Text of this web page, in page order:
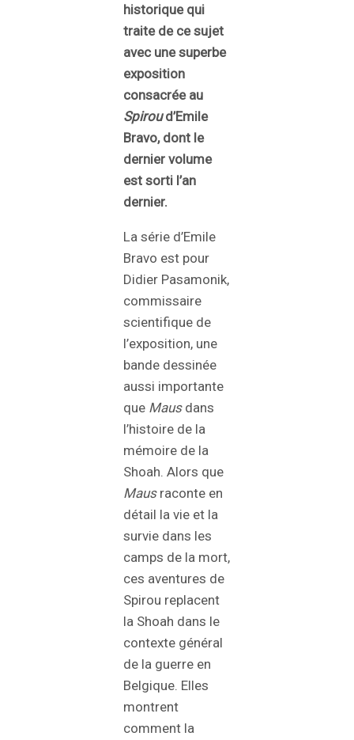
historique qui
traite de ce sujet
avec une superbe
exposition
consacrée au
Spiroud’Emile
Bravo, dont le
dernier volume
est sorti l’an
dernier.
La série d’Emile
Bravo est pour
Didier Pasamonik,
commissaire
scientifique de
l’exposition, une
bande dessinée
aussi importante
que Mausdans
l’histoire de la
mémoire de la
Shoah. Alors que
Mausraconte en
détail la vie et la
survie dans les
camps de la mort,
ces aventures de
Spirou replacent
la Shoah dans le
contexte général
de la guerre en
Belgique. Elles
montrent
comment la